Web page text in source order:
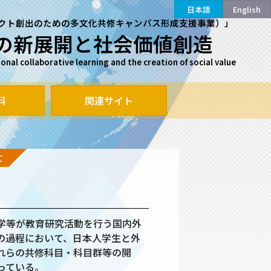
ト創出のための多文化共修キャンパス形成支援事業）」
新展開と社会価値創造
collaborative learning and the creation of social value
関連サイト
日本語 English
等が教育研究活動を行う国内外
程において、日本人学生と外
の共修科目・科目群等の開
いる。